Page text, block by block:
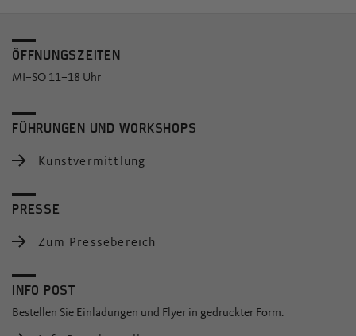
ÖFFNUNGSZEITEN
MI–SO 11–18 Uhr
FÜHRUNGEN UND WORKSHOPS
Kunstvermittlung
PRESSE
Zum Pressebereich
INFO POST
Bestellen Sie Einladungen und Flyer in gedruckter Form.